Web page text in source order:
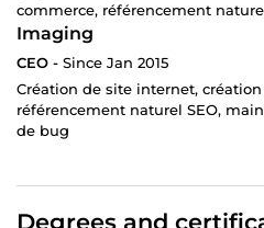
commerce, référencement
Imaging
CEO - Since Jan 2015
Création de site internet,
référencement naturel SEO,
de bug
Degrees and